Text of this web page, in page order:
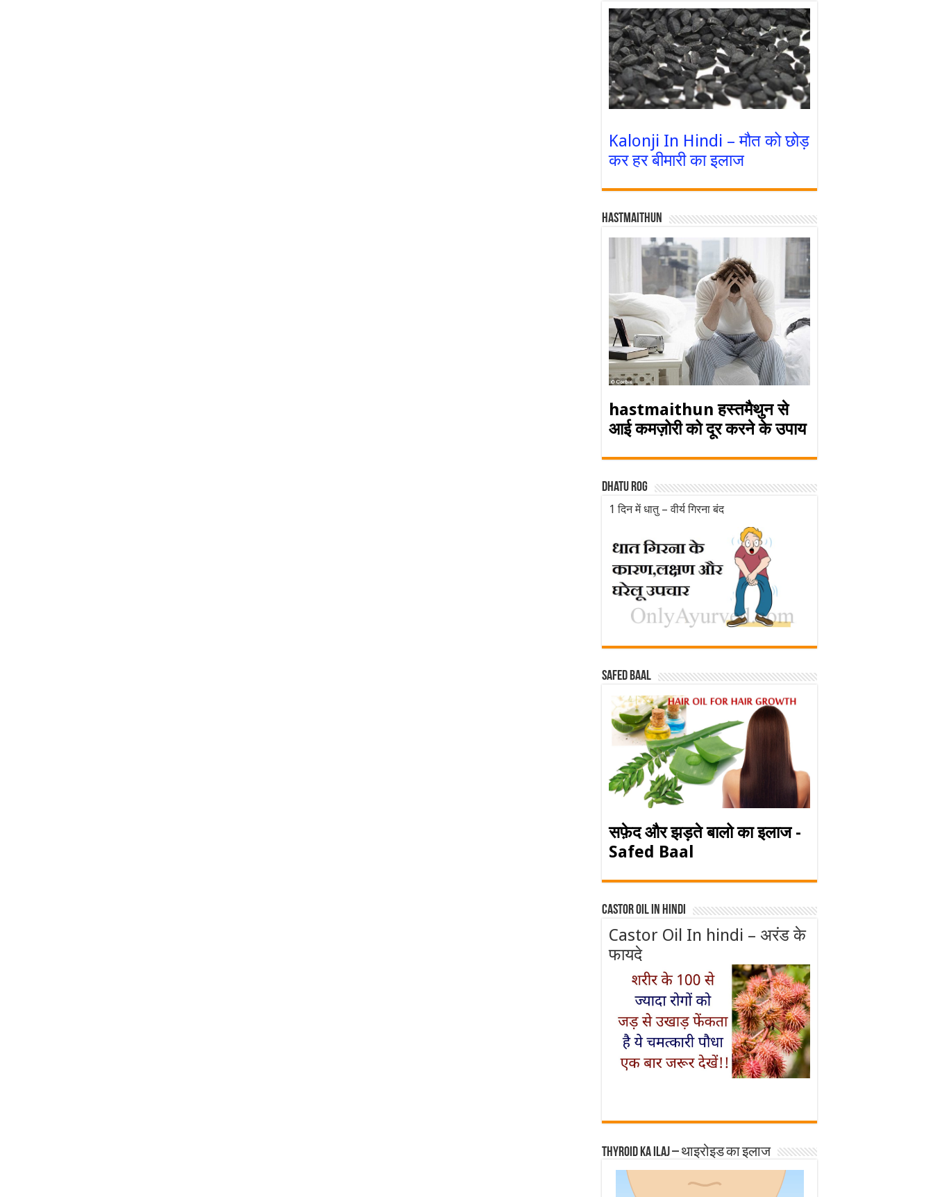
Kalonji In Hindi – मौत को छोड़
कर हर बीमारी का इलाज
Hastmaithun
hastmaithun हस्तमैथुन से
आई कमज़ोरी को दूर करने के उपाय
Dhatu rog
1 दिन में धातु – वीर्य गिरना बंद
Safed baal
सफ़ेद और झड़ते बालो का इलाज -
Safed Baal
Castor Oil In Hindi
Castor Oil In hindi – अरंड के
फायदे
Thyroid ka ilaj – थाइरोइड का इलाज